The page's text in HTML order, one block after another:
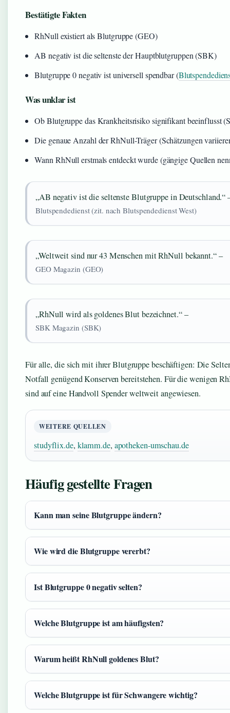
Bestätigte Fakten
RhNull existiert als Blutgruppe (GEO)
AB negativ ist die seltenste der Hauptblutgruppen (SBK)
Blutgruppe 0 negativ ist universell spendbar (
Was unklar ist
Ob Blutgruppe das Krankheitsrisiko signifikant beeinflusst
Die genaue Anzahl der RhNull-Träger (Schätzungen
Wann RhNull erstmals entdeckt wurde (gängige Quellen
„AB negativ ist die seltenste Blutgruppe in Deutschland.“
Blutspendedienst (zit. nach Blutspendedienst West)
„Weltweit sind nur 43 Menschen mit RhNull bekannt.“ –
GEO Magazin (GEO)
„RhNull wird als goldenes Blut bezeichnet.“ –
SBK Magazin (SBK)
Für alle, die sich mit ihrer Blutgruppe beschäftigen: Die
Notfall genügend Konserven bereitstehen. Für die wenigen
sind auf eine Handvoll Spender weltweit angewiesen.
WEITERE QUELLEN
studyflix.de, klamm.de, apotheken-umschau.de
Häufig gestellte Fragen
Kann man seine Blutgruppe ändern?
Wie wird die Blutgruppe vererbt?
Ist Blutgruppe 0 negativ selten?
Welche Blutgruppe ist am häufigsten?
Warum heißt RhNull goldenes Blut?
Welche Blutgruppe ist für Schwangere wichtig?